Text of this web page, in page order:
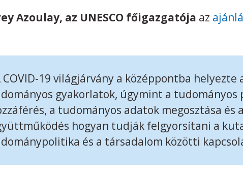
Azoulay, az UNESCO főigazgatója az
COVID-19 világjárvány a középpontba
gyakorlatok, úgymint a tudományos
a tudományos adatok megosztása és
hogyan tudják felgyorsítani a
és a társadalom közötti